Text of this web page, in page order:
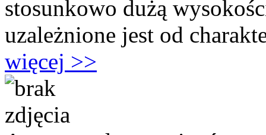
stosunkowo dużą
uzależnione jest od
więcej >>